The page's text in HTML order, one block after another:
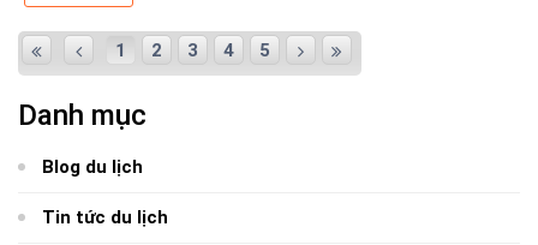
Danh mục
Blog du lịch
Tin tức du lịch
1 2 3 4 5